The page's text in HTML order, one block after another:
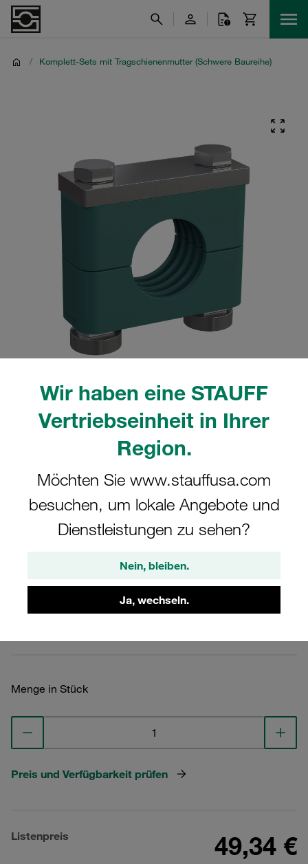
Wir haben eine STAUFF
Vertriebseinheit in Ihrer
Region.
Möchten Sie www.stauffusa.com
besuchen, um lokale Angebote und
Dienstleistungen zu sehen?
Nein, bleiben.
Ja, wechseln.
/ Komplett-Sets mit Tragschienenmutter (Schwere Baureihe)
Bitte beachten Sie: Das Bild dient nur zur Veranschaulichung und kann vom
Mehr anzeigen
Komplettschelle Schwere Baureihe Gr.
4S Ø28mm Polypropylen W5
Tragschienenmutter Deckpl., AS-
Schraube gerippt, mit Vorspannung
Menge in Stück
Preis und Verfügbarkeit prüfen
Listenpreis 49,34 €